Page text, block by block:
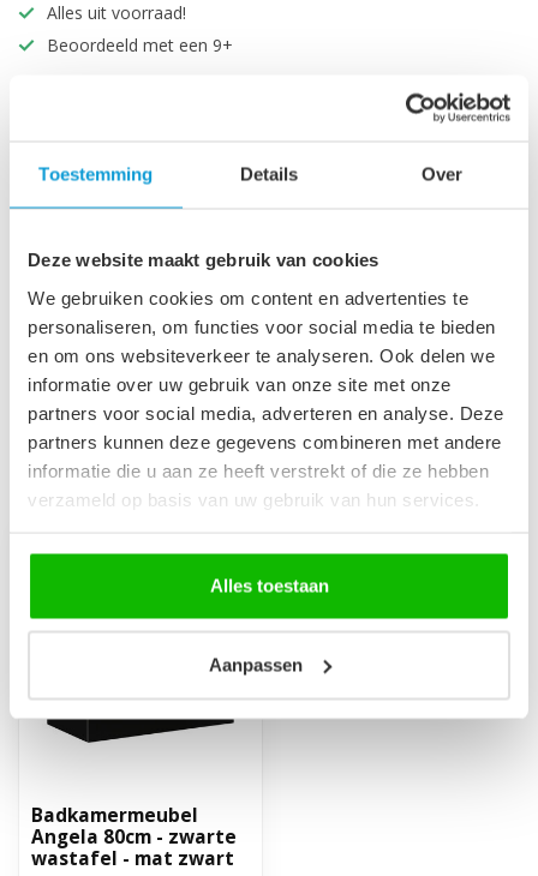
Toestemming Details Over
Deze website maakt gebruik van cookies
We gebruiken cookies om content en advertenties te
personaliseren, om functies voor social media te bieden
en om ons websiteverkeer te analyseren. Ook delen we
informatie over uw gebruik van onze site met onze
partners voor social media, adverteren en analyse. Deze
partners kunnen deze gegevens combineren met andere
informatie die u aan ze heeft verstrekt of die ze hebben
verzameld op basis van uw gebruik van hun services.
Alles toestaan
Aanpassen
Alles uit voorraad!
Beoordeeld met een 9+
Specificaties
Maak je aankoop compleet
Wastafelkraan Pentos - mat
zwart
€99,95
€79,95
Recent bekeken
-20%
Badkamermeubel
Angela 80cm - zwarte
wastafel - mat zwart